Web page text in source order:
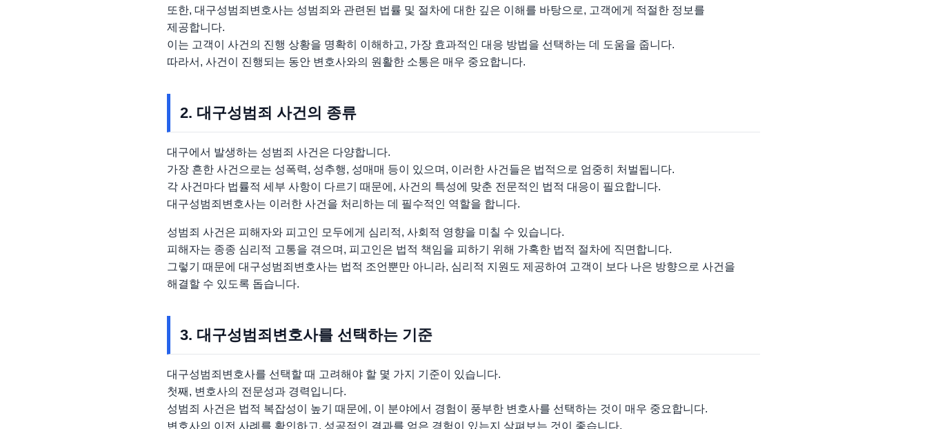
또한, 대구성범죄변호사는 성범죄와 관련된 법률 및 절차에 대한 깊은 이해를 바탕으로, 고객에게 적절한 정보를
제공합니다.
이는 고객이 사건의 진행 상황을 명확히 이해하고, 가장 효과적인 대응 방법을 선택하는 데 도움을 줍니다.
따라서, 사건이 진행되는 동안 변호사와의 원활한 소통은 매우 중요합니다.
2. 대구성범죄 사건의 종류
대구에서 발생하는 성범죄 사건은 다양합니다.
가장 흔한 사건으로는 성폭력, 성추행, 성매매 등이 있으며, 이러한 사건들은 법적으로 엄중히 처벌됩니다.
각 사건마다 법률적 세부 사항이 다르기 때문에, 사건의 특성에 맞춘 전문적인 법적 대응이 필요합니다.
대구성범죄변호사는 이러한 사건을 처리하는 데 필수적인 역할을 합니다.
성범죄 사건은 피해자와 피고인 모두에게 심리적, 사회적 영향을 미칠 수 있습니다.
피해자는 종종 심리적 고통을 겪으며, 피고인은 법적 책임을 피하기 위해 가혹한 법적 절차에 직면합니다.
그렇기 때문에 대구성범죄변호사는 법적 조언뿐만 아니라, 심리적 지원도 제공하여 고객이 보다 나은 방향으로 사건을
해결할 수 있도록 돕습니다.
3. 대구성범죄변호사를 선택하는 기준
대구성범죄변호사를 선택할 때 고려해야 할 몇 가지 기준이 있습니다.
첫째, 변호사의 전문성과 경력입니다.
성범죄 사건은 법적 복잡성이 높기 때문에, 이 분야에서 경험이 풍부한 변호사를 선택하는 것이 매우 중요합니다.
변호사의 이전 사례를 확인하고, 성공적인 결과를 얻은 경험이 있는지 살펴보는 것이 좋습니다.